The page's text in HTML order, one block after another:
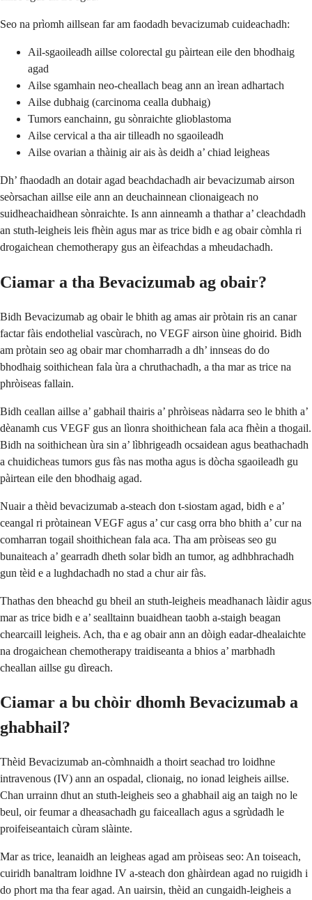
Seo na prìomh aillsean far am faodadh bevacizumab cuideachadh:
Ail-sgaoileadh aillse colorectal gu pàirtean eile den bhodhaig
agad
Ailse sgamhain neo-cheallach beag ann an ìrean adhartach
Ailse dubhaig (carcinoma cealla dubhaig)
Tumors eanchainn, gu sònraichte glioblastoma
Ailse cervical a tha air tilleadh no sgaoileadh
Ailse ovarian a thàinig air ais às deidh a’ chiad leigheas
Dh’ fhaodadh an dotair agad beachdachadh air bevacizumab airson
seòrsachan aillse eile ann an deuchainnean clionaigeach no
suidheachaidhean sònraichte. Is ann ainneamh a thathar a’ cleachdadh
an stuth-leigheis leis fhèin agus mar as trice bidh e ag obair còmhla ri
drogaichean chemotherapy gus an èifeachdas a mheudachadh.
Ciamar a tha Bevacizumab ag obair?
Bidh Bevacizumab ag obair le bhith ag amas air pròtain ris an canar
factar fàis endothelial vascùrach, no VEGF airson ùine ghoirid. Bidh
am pròtain seo ag obair mar chomharradh a dh’ innseas do do
bhodhaig soithichean fala ùra a chruthachadh, a tha mar as trice na
phròiseas fallain.
Bidh ceallan aillse a’ gabhail thairis a’ phròiseas nàdarra seo le bhith a’
dèanamh cus VEGF gus an lìonra shoithichean fala aca fhèin a thogail.
Bidh na soithichean ùra sin a’ lìbhrigeadh ocsaidean agus beathachadh
a chuidicheas tumors gus fàs nas motha agus is dòcha sgaoileadh gu
pàirtean eile den bhodhaig agad.
Nuair a thèid bevacizumab a-steach don t-siostam agad, bidh e a’
ceangal ri pròtainean VEGF agus a’ cur casg orra bho bhith a’ cur na
comharran togail shoithichean fala aca. Tha am pròiseas seo gu
bunaiteach a’ gearradh dheth solar bìdh an tumor, ag adhbhrachadh
gun tèid e a lughdachadh no stad a chur air fàs.
Thathas den bheachd gu bheil an stuth-leigheis meadhanach làidir agus
mar as trice bidh e a’ sealltainn buaidhean taobh a-staigh beagan
chearcaill leigheis. Ach, tha e ag obair ann an dòigh eadar-dhealaichte
na drogaichean chemotherapy traidiseanta a bhios a’ marbhadh
cheallan aillse gu dìreach.
Ciamar a bu chòir dhomh Bevacizumab a
ghabhail?
Thèid Bevacizumab an-còmhnaidh a thoirt seachad tro loidhne
intravenous (IV) ann an ospadal, clionaig, no ionad leigheis aillse.
Chan urrainn dhut an stuth-leigheis seo a ghabhail aig an taigh no le
beul, oir feumar a dheasachadh gu faiceallach agus a sgrùdadh le
proifeiseantaich cùram slàinte.
Mar as trice, leanaidh an leigheas agad am pròiseas seo: An toiseach,
cuiridh banaltram loidhne IV a-steach don ghàirdean agad no ruigidh i
do phort ma tha fear agad. An uairsin, thèid an cungaidh-leigheis a